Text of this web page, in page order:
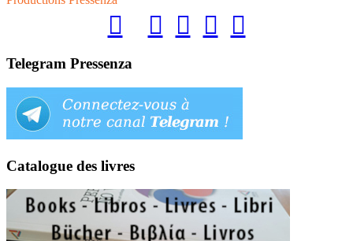
Telegram Pressenza
Catalogue des livres